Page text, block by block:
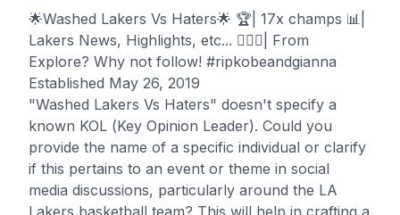
🌟Washed Lakers Vs Haters🌟 🏆| 17x champs 📊|
Lakers News, Highlights, etc... 🤷🏽‍♂️| From
Explore? Why not follow! #ripkobeandgianna
Established May 26, 2019
"Washed Lakers Vs Haters" doesn't specify a
known KOL (Key Opinion Leader). Could you
provide the name of a specific individual or clarify
if this pertains to an event or theme in social
media discussions, particularly around the LA
Lakers basketball team? This will help in crafting a